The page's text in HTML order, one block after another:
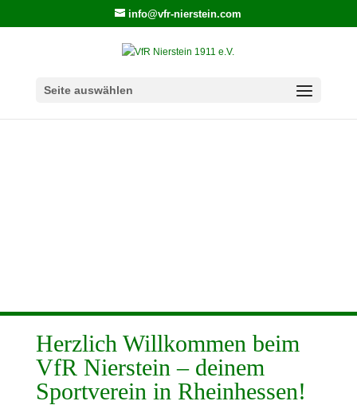
info@vfr-nierstein.com
Seite auswählen
Herzlich Willkommen beim
VfR Nierstein – deinem
Sportverein in Rheinhessen!